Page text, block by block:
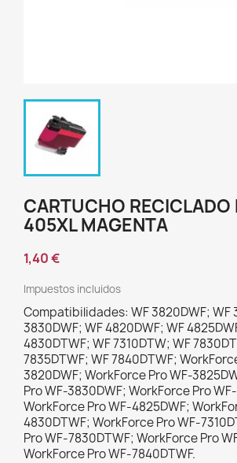
CARTUCHO RECICLADO
405XL MAGENTA
1,40 €
Impuestos incluidos
Compatibilidades: WF 3820DWF; WF
3830DWF; WF 4820DWF; WF
4830DTWF; WF 7310DTW; WF
7835DTWF; WF 7840DTWF;
3820DWF; WorkForce Pro WF-
Pro WF-3830DWF; WorkForce Pro
WorkForce Pro WF-4825DWF;
4830DTWF; WorkForce Pro WF-
Pro WF-7830DTWF; WorkForce Pro
WorkForce Pro WF-7840DTWF.